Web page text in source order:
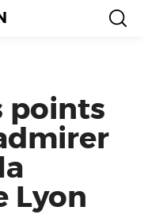
points
Lyon